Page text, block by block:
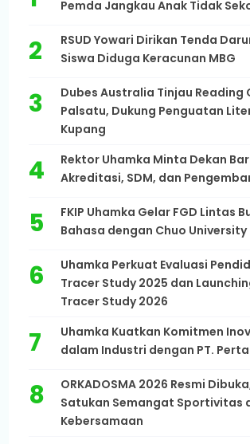
Pemda Jangkau Anak Tidak
RSUD Yowari Dirikan Tenda
Siswa Diduga Keracunan MBG
Dubes Australia Tinjau Reading
Palsatu, Dukung Penguatan
Kupang
Rektor Uhamka Minta Dekan
Akreditasi, SDM, dan
FKIP Uhamka Gelar FGD Lintas
Bahasa dengan Chuo
Uhamka Perkuat Evaluasi
Tracer Study 2025 dan
Tracer Study 2026
Uhamka Kuatkan Komitmen
dalam Industri dengan PT.
ORKADOSMA 2026 Resmi
Satukan Semangat Sportivitas
Kebersamaan